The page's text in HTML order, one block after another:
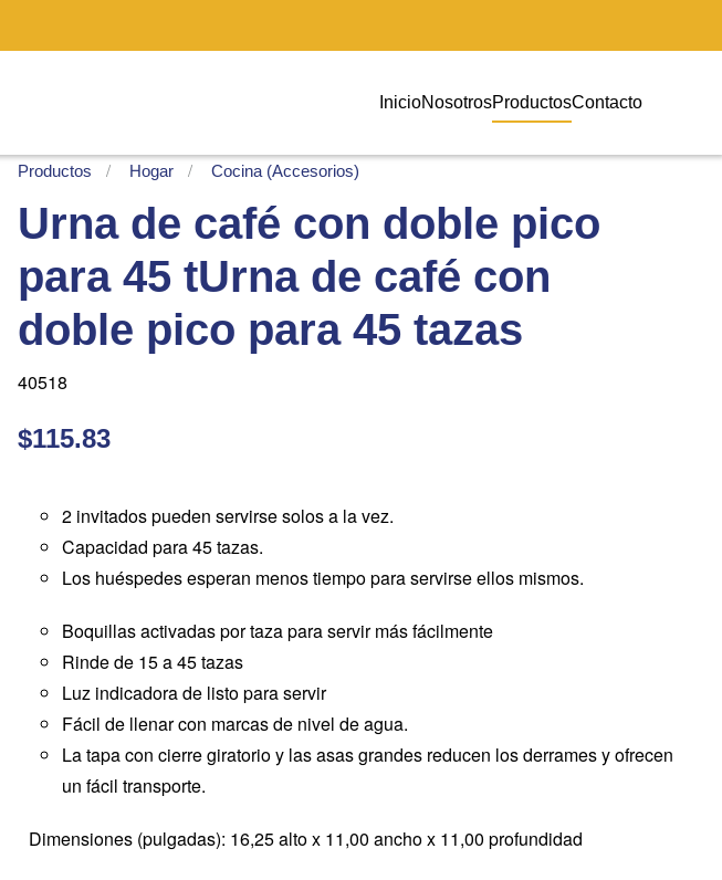
InicioNosotrosProductosContacto
Productos Hogar Cocina (Accesorios)
Urna de café con doble pico
para 45 tUrna de café con
doble pico para 45 tazas
40518
$115.83
2 invitados pueden servirse solos a la vez.
Capacidad para 45 tazas.
Los huéspedes esperan menos tiempo para servirse ellos mismos.
Boquillas activadas por taza para servir más fácilmente
Rinde de 15 a 45 tazas
Luz indicadora de listo para servir
Fácil de llenar con marcas de nivel de agua.
La tapa con cierre giratorio y las asas grandes reducen los derrames y ofrecen
un fácil transporte.
Dimensiones (pulgadas): 16,25 alto x 11,00 ancho x 11,00 profundidad